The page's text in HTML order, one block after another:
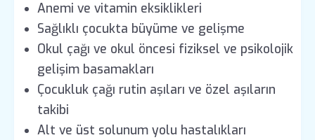
Anemi ve vitamin eksiklikleri
Sağlıklı çocukta büyüme ve gelişme
Okul çağı ve okul öncesi fiziksel ve psikolojik
gelişim basamakları
Çocukluk çağı rutin aşıları ve özel aşıların
takibi
Alt ve üst solunum yolu hastalıkları